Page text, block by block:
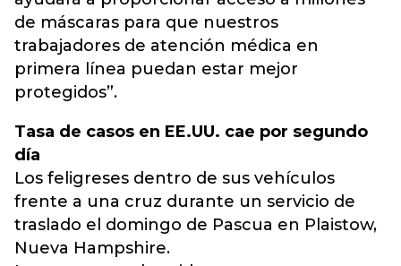
de máscaras para que nuestros
trabajadores de atención médica en
primera línea puedan estar mejor
protegidos”.
Tasa de casos en EE.UU. cae por segundo
día
Los feligreses dentro de sus vehículos
frente a una cruz durante un servicio de
traslado el domingo de Pascua en Plaistow,
Nueva Hampshire.